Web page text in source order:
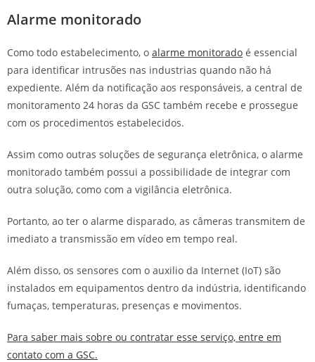
Alarme monitorado
Como todo estabelecimento, o alarme monitorado é essencial
para identificar intrusões nas industrias quando não há
expediente. Além da notificação aos responsáveis, a central de
monitoramento 24 horas da GSC também recebe e prossegue
com os procedimentos estabelecidos.
Assim como outras soluções de segurança eletrônica, o alarme
monitorado também possui a possibilidade de integrar com
outra solução, como com a vigilância eletrônica.
Portanto, ao ter o alarme disparado, as câmeras transmitem de
imediato a transmissão em vídeo em tempo real.
Além disso, os sensores com o auxilio da Internet (IoT) são
instalados em equipamentos dentro da indústria, identificando
fumaças, temperaturas, presenças e movimentos.
Para saber mais sobre ou contratar esse serviço, entre em
contato com a GSC.